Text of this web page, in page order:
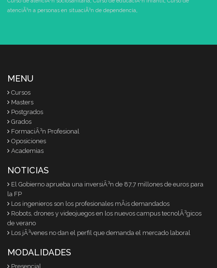
atenciÃ³n a personas en situaciÃ³n de dependencia,
MENU
Cursos
Masters
Postgrados
Grados
FormaciÃ³n Profesional
Oposiciones
Academias
NOTICIAS
El Gobierno aprueba una inversiÃ³n de 87,7 millones de euros para
la FP
Los ingenieros son los profesionales mÃ¡s demandados
Robots, drones y videojuegos en los nuevos campus tecnolÃ³gicos
de verano
Los jÃ³venes no dan el perfil que demanda el mercado laboral
MODALIDADES
Presencial